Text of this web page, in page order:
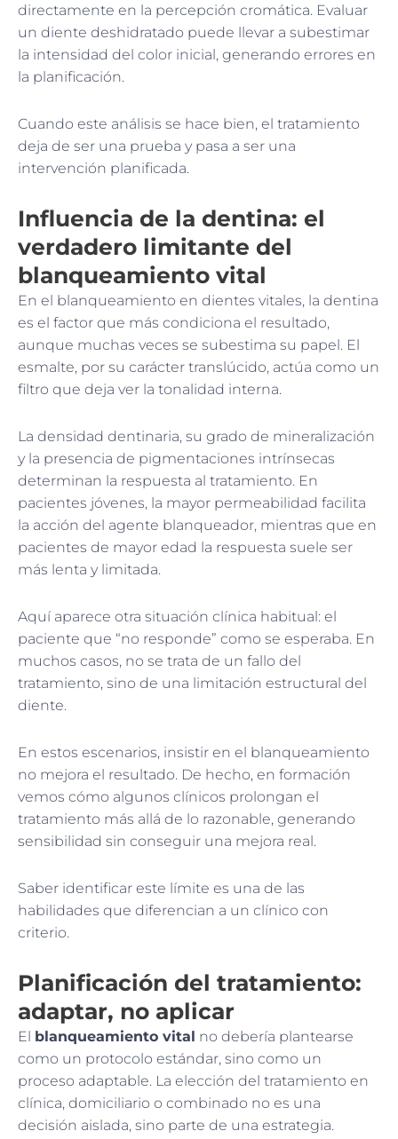
directamente en la percepción cromática. Evaluar
un diente deshidratado puede llevar a subestimar
la intensidad del color inicial, generando errores en
la planificación.
Cuando este análisis se hace bien, el tratamiento
deja de ser una prueba y pasa a ser una
intervención planificada.
Influencia de la dentina: el
verdadero limitante del
blanqueamiento vital
En el blanqueamiento en dientes vitales, la dentina
es el factor que más condiciona el resultado,
aunque muchas veces se subestima su papel. El
esmalte, por su carácter translúcido, actúa como un
filtro que deja ver la tonalidad interna.
La densidad dentinaria, su grado de mineralización
y la presencia de pigmentaciones intrínsecas
determinan la respuesta al tratamiento. En
pacientes jóvenes, la mayor permeabilidad facilita
la acción del agente blanqueador, mientras que en
pacientes de mayor edad la respuesta suele ser
más lenta y limitada.
Aquí aparece otra situación clínica habitual: el
paciente que “no responde” como se esperaba. En
muchos casos, no se trata de un fallo del
tratamiento, sino de una limitación estructural del
diente.
En estos escenarios, insistir en el blanqueamiento
no mejora el resultado. De hecho, en formación
vemos cómo algunos clínicos prolongan el
tratamiento más allá de lo razonable, generando
sensibilidad sin conseguir una mejora real.
Saber identificar este límite es una de las
habilidades que diferencian a un clínico con
criterio.
Planificación del tratamiento:
adaptar, no aplicar
El blanqueamiento vital no debería plantearse
como un protocolo estándar, sino como un
proceso adaptable. La elección del tratamiento en
clínica, domiciliario o combinado no es una
decisión aislada, sino parte de una estrategia.